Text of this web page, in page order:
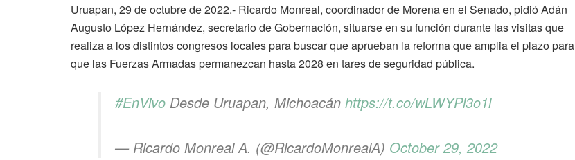
Uruapan, 29 de octubre de 2022.- Ricardo Monreal, coordinador de Morena en el Senado, pidió Adán
Augusto López Hernández, secretario de Gobernación, situarse en su función durante las visitas que
realiza a los distintos congresos locales para buscar que aprueban la reforma que amplia el plazo para
que las Fuerzas Armadas permanezcan hasta 2028 en tares de seguridad pública.
#EnVivo Desde Uruapan, Michoacán https://t.co/wLWYPi3o1l
— Ricardo Monreal A. (@RicardoMonrealA) October 29, 2022